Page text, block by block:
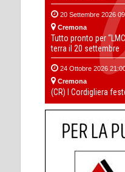
20 Settembre 2026
Cremona
Tutto pronto per
terra il 20 settembre
24 Ottobre 2026
Cremona
(CR) I Cordigliera